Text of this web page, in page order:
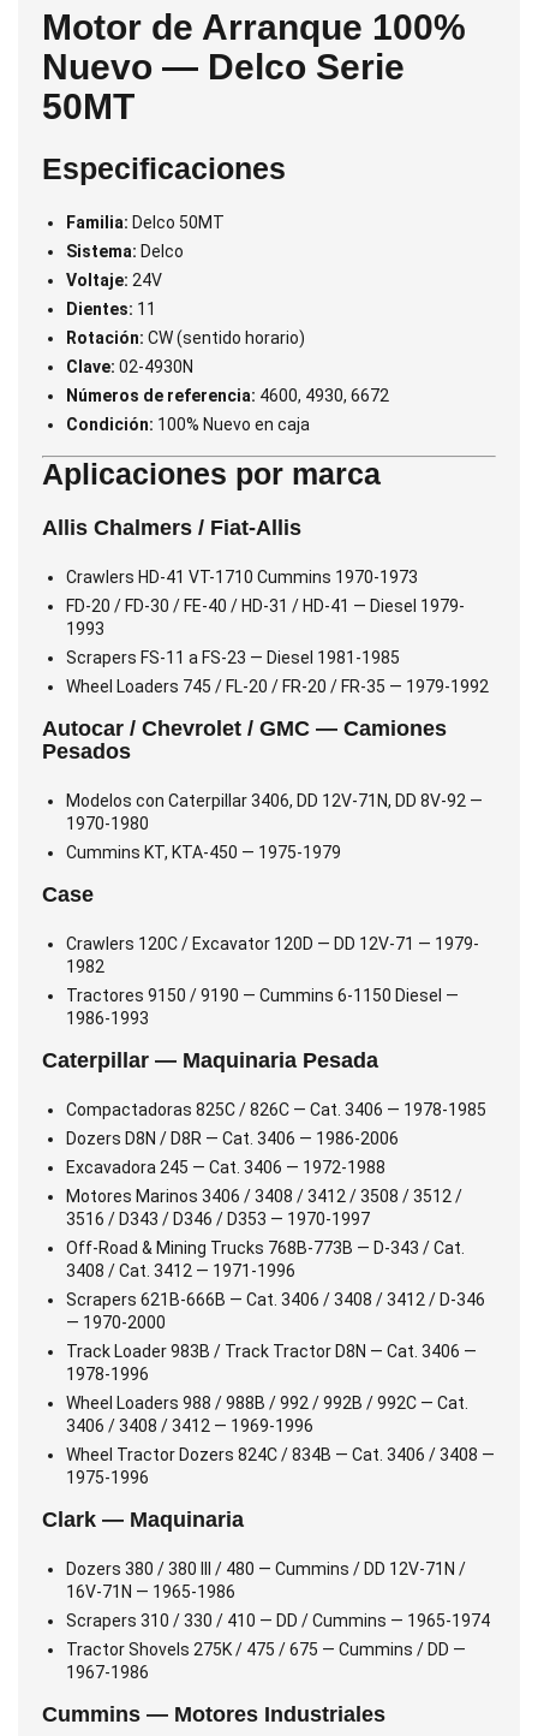
Motor de Arranque 100%
Nuevo — Delco Serie
50MT
Especificaciones
Familia: Delco 50MT
Sistema: Delco
Voltaje: 24V
Dientes: 11
Rotación: CW (sentido horario)
Clave: 02-4930N
Números de referencia: 4600, 4930, 6672
Condición: 100% Nuevo en caja
Aplicaciones por marca
Allis Chalmers / Fiat-Allis
Crawlers HD-41 VT-1710 Cummins 1970-1973
FD-20 / FD-30 / FE-40 / HD-31 / HD-41 — Diesel 1979-
1993
Scrapers FS-11 a FS-23 — Diesel 1981-1985
Wheel Loaders 745 / FL-20 / FR-20 / FR-35 — 1979-1992
Autocar / Chevrolet / GMC — Camiones
Pesados
Modelos con Caterpillar 3406, DD 12V-71N, DD 8V-92 —
1970-1980
Cummins KT, KTA-450 — 1975-1979
Case
Crawlers 120C / Excavator 120D — DD 12V-71 — 1979-
1982
Tractores 9150 / 9190 — Cummins 6-1150 Diesel —
1986-1993
Caterpillar — Maquinaria Pesada
Compactadoras 825C / 826C — Cat. 3406 — 1978-1985
Dozers D8N / D8R — Cat. 3406 — 1986-2006
Excavadora 245 — Cat. 3406 — 1972-1988
Motores Marinos 3406 / 3408 / 3412 / 3508 / 3512 /
3516 / D343 / D346 / D353 — 1970-1997
Off-Road & Mining Trucks 768B-773B — D-343 / Cat.
3408 / Cat. 3412 — 1971-1996
Scrapers 621B-666B — Cat. 3406 / 3408 / 3412 / D-346
— 1970-2000
Track Loader 983B / Track Tractor D8N — Cat. 3406 —
1978-1996
Wheel Loaders 988 / 988B / 992 / 992B / 992C — Cat.
3406 / 3408 / 3412 — 1969-1996
Wheel Tractor Dozers 824C / 834B — Cat. 3406 / 3408 —
1975-1996
Clark — Maquinaria
Dozers 380 / 380 III / 480 — Cummins / DD 12V-71N /
16V-71N — 1965-1986
Scrapers 310 / 330 / 410 — DD / Cummins — 1965-1974
Tractor Shovels 275K / 475 / 675 — Cummins / DD —
1967-1986
Cummins — Motores Industriales